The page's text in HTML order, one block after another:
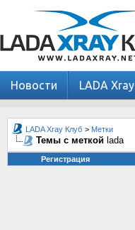
Новости LADA Xray
LADA Xray Клуб > Метки
Темы с меткой lada
Регистрация